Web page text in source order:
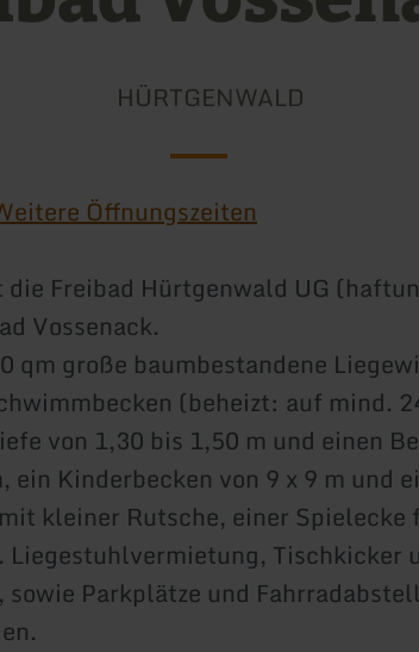
HÜRTGENWALD
Öffnungszeiten
Freibad Hürtgenwald UG
Vossenack.
qm große baumbestandene
(beheizt: auf mind.
von 1,30 bis 1,50 m und einen
ein Kinderbecken von 9 x 9 m und
kleiner Rutsche, einer Spielecke
Tischkicker
Parkplätze und